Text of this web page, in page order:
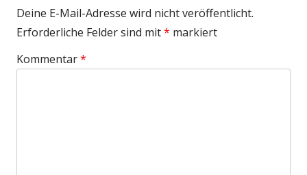
Deine E-Mail-Adresse wird nicht veröffentlicht.
Erforderliche Felder sind mit* markiert
Kommentar*